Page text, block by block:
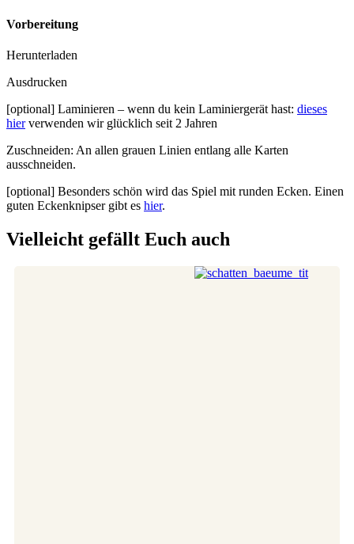
Vorbereitung
Herunterladen
Ausdrucken
[optional] Laminieren – wenn du kein Laminiergerät hast: dieses
hierverwenden wir glücklich seit 2 Jahren
Zuschneiden: An allen grauen Linien entlang alle Karten
ausschneiden.
[optional] Besonders schön wird das Spiel mit runden Ecken. Einen
guten Eckenknipser gibt es hier.
Vielleicht gefällt Euch auch